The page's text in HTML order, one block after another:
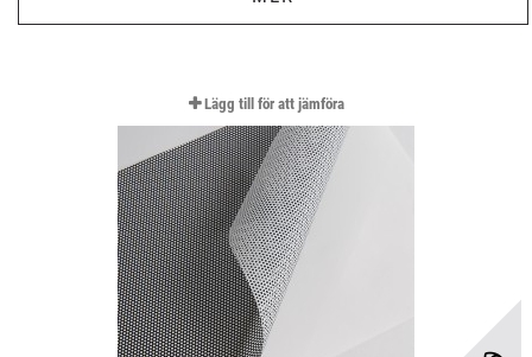
Lägg till för att jämföra